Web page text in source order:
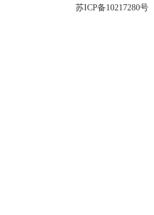
苏ICP备10217280号